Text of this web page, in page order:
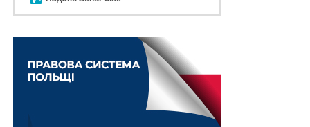
На Київщині судитимуть посадовця ТЦК, який
за 4 000 доларів США обіцяв «вирішити
Незаконний перетин кордону за 15 тис доларів
США: на Житомирщині викрито організатора